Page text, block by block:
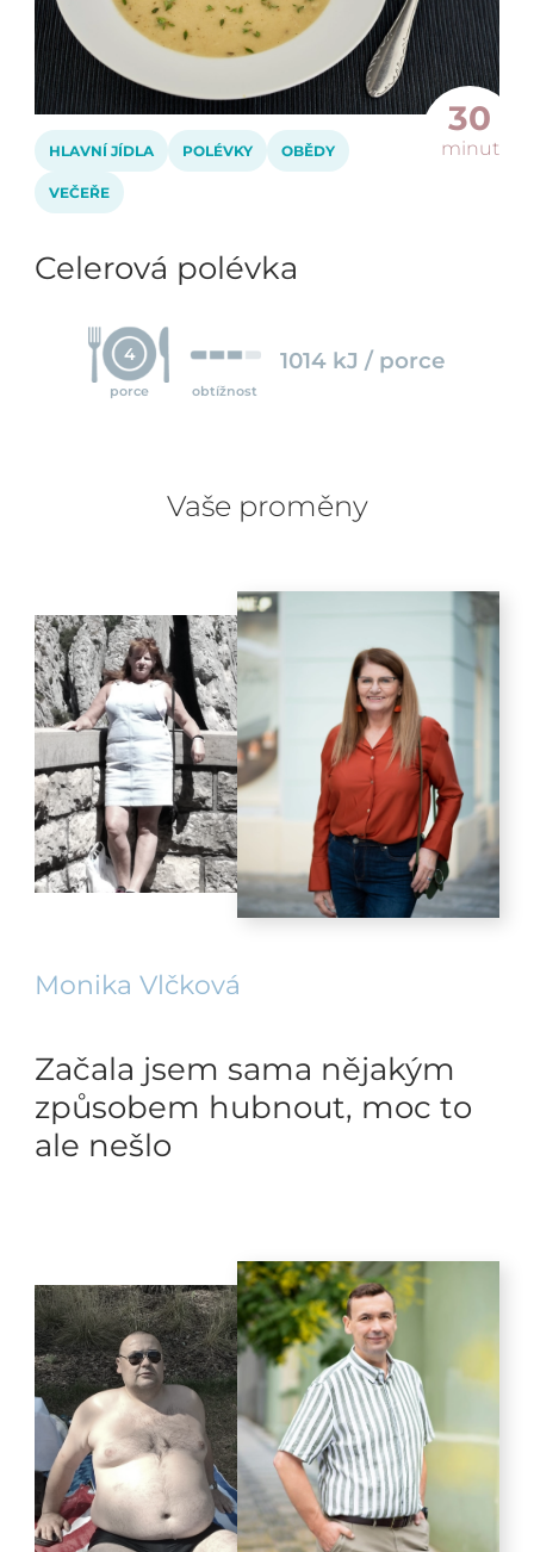
30
minut
HLAVNÍ JÍDLA POLÉVKY OBĚDY
VEČEŘE
Celerová polévka
4
porce obtížnost
1014 kJ / porce
Vaše proměny
Monika Vlčková
Začala jsem sama nějakým
způsobem hubnout, moc to
ale nešlo